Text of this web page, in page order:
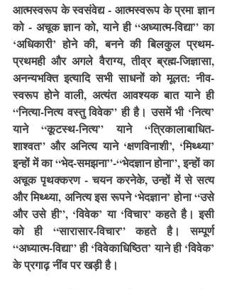
आत्मस्वरूप के स्वसंवेद्य - आत्मस्वरूप के प्रमा ज्ञान
को - अचूक ज्ञान को, याने ही “अध्यात्म-विद्या” का
‘अधिकारी’ होने की, बनने की बिलकुल प्रथम-
प्रथमही और अगले वैराग्य, तीव्र ब्रह्म-जिज्ञासा,
अनन्यभक्ति इत्यादि सभी साधनों को मूलत: नीव-
स्वरूप होने वाली, अत्यंत आवश्यक बात याने ही
“नित्या-नित्य वस्तु विवेक” ही है। उसमें भी ‘नित्य’
याने “कूटस्थ-नित्य” याने “त्रिकालाबाधित-
शाश्वत” और अनित्य याने ‘क्षणविनाशी’, ‘मिथ्थ्या’
इन्हों में का “भेद-समझना”-“भेदज्ञान होना”, इन्हों का
अचूक पृथक्करण - चयन करनेके, उन्हों में से सत्य
और मिथ्थ्या, अनित्य इस रूपने ‘भेदज्ञान’ होना “उसे
और उसे ही”, ‘विवेक’ या ‘विचार’ कहते है। इसी
को ही “सारासार-विचार” कहते है। सम्पूर्ण
“अध्यात्म-विद्या” ही ‘विवेकाधिष्ठित’ याने ही ‘विवेक’
के प्रगाढ़ नींव पर खड़ी है।